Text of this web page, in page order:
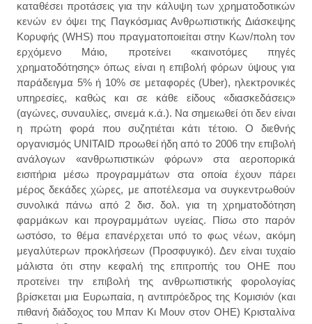
καταθέσει προτάσεις για την κάλυψη των χρηματοδοτικών
κενών εν όψει της Παγκόσμιας Ανθρωπιστικής Διάσκεψης
Κορυφής (WHS) που πραγματοποιείται στην Κων/πολη τον
ερχόμενο Μάιο, προτείνει «καινοτόμες πηγές
χρηματοδότησης» όπως είναι η επιβολή φόρων ύψους για
παράδειγμα 5% ή 10% σε μεταφορές (Uber), ηλεκτρονικές
υπηρεσίες, καθώς και σε κάθε είδους «διασκεδάσεις»
(αγώνες, συναυλίες, σινεμά κ.ά.). Να σημειωθεί ότι δεν είναι
η πρώτη φορά που συζητιέται κάτι τέτοιο. Ο διεθνής
οργανισμός UNITAID προωθεί ήδη από το 2006 την επιβολή
ανάλογων «ανθρωπιστικών φόρων» στα αεροπορικά
εισιτήρια μέσω προγραμμάτων στα οποία έχουν πάρει
μέρος δεκάδες χώρες, με αποτέλεσμα να συγκεντρωθούν
συνολικά πάνω από 2 δισ. δολ. για τη χρηματοδότηση
φαρμάκων και προγραμμάτων υγείας. Πίσω στο παρόν
ωστόσο, το θέμα επανέρχεται υπό το φως νέων, ακόμη
μεγαλύτερων προκλήσεων (Προσφυγικό). Δεν είναι τυχαίο
μάλιστα ότι στην κεφαλή της επιτροπής του ΟΗΕ που
προτείνει την επιβολή της ανθρωπιστικής φορολογίας
βρίσκεται μια Ευρωπαία, η αντιπρόεδρος της Κομισιόν (και
πιθανή διάδοχος του Μπαν Κι Μουν στον ΟΗΕ) Κρισταλίνα